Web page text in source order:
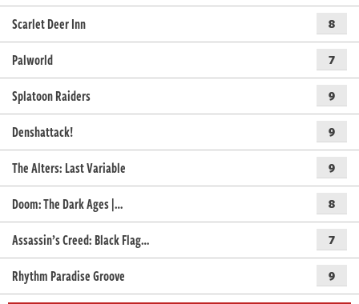
Scarlet Deer Inn
8
Palworld 7
Splatoon Raiders 9
Denshattack! 9
The Alters: Last Variable 9
Doom: The Dark Ages |… 8
Assassin’s Creed: Black Flag… 7
Rhythm Paradise Groove 9